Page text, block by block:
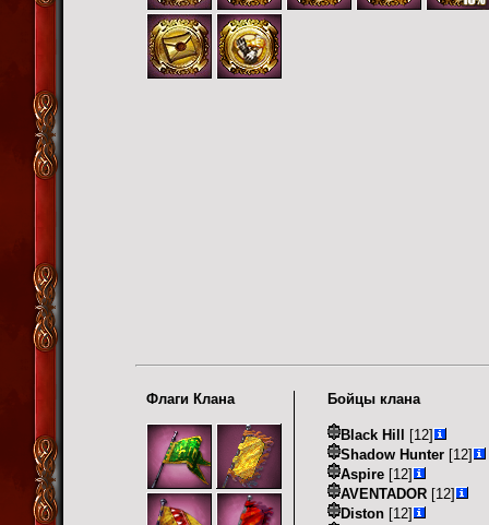
Флаги Клана Бойцы клана
Black Hill [12]
Shadow Hunter [12]
Aspire [12]
AVENTADOR [12]
Diston [12]